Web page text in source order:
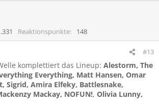
Reaktionspunkte 148
#13
komplettiert das Lineup: Alestorm, The
Everything, Matt Hansen, Omar
Sigrid, Amira Elfeky, Battlesnake,
Mackay, NOFUN!, Olivia Lunny,